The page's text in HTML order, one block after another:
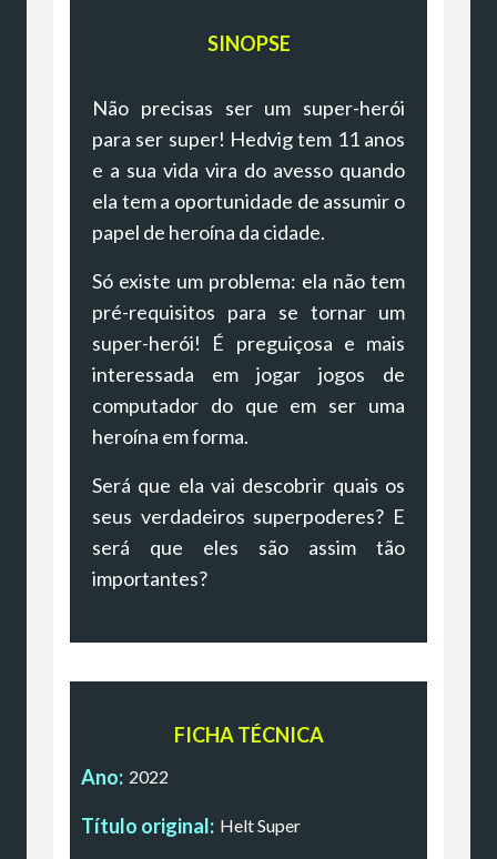
SINOPSE
Não precisas ser um super-herói
para ser super! Hedvig tem 11 anos
e a sua vida vira do avesso quando
ela tem a oportunidade de assumir o
papel de heroína da cidade.
Só existe um problema: ela não tem
pré-requisitos para se tornar um
super-herói! É preguiçosa e mais
interessada em jogar jogos de
computador do que em ser uma
heroína em forma.
Será que ela vai descobrir quais os
seus verdadeiros superpoderes? E
será que eles são assim tão
importantes?
FICHA TÉCNICA
Ano: 2022
Título original: Helt Super